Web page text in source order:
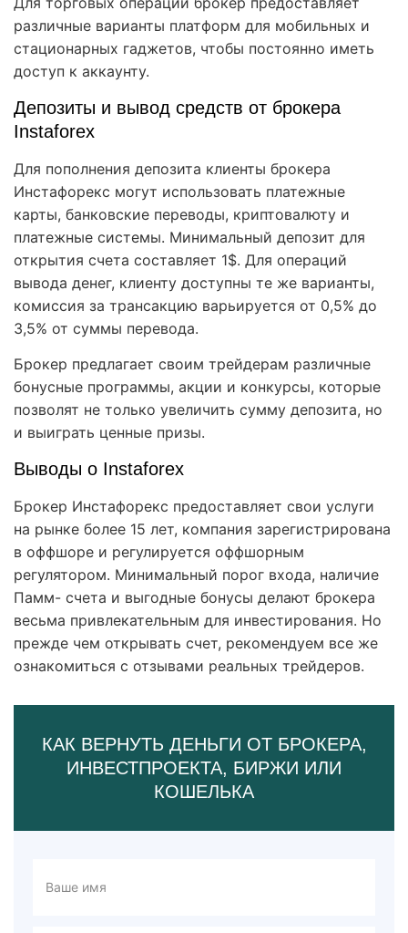
различные варианты платформ для мобильных и
стационарных гаджетов, чтобы постоянно иметь
доступ к аккаунту.
Депозиты и вывод средств от брокера
Instaforex
Для пополнения депозита клиенты брокера
Инстафорекс могут использовать платежные
карты, банковские переводы, криптовалюту и
платежные системы. Минимальный депозит для
открытия счета составляет 1$. Для операций
вывода денег, клиенту доступны те же варианты,
комиссия за трансакцию варьируется от 0,5% до
3,5% от суммы перевода.
Брокер предлагает своим трейдерам различные
бонусные программы, акции и конкурсы, которые
позволят не только увеличить сумму депозита, но
и выиграть ценные призы.
Выводы о Instaforex
Брокер Инстафорекс предоставляет свои услуги
на рынке более 15 лет, компания зарегистрирована
в оффшоре и регулируется оффшорным
регулятором. Минимальный порог входа, наличие
Памм- счета и выгодные бонусы делают брокера
весьма привлекательным для инвестирования. Но
прежде чем открывать счет, рекомендуем все же
ознакомиться с отзывами реальных трейдеров.
КАК ВЕРНУТЬ ДЕНЬГИ ОТ БРОКЕРА,
ИНВЕСТПРОЕКТА, БИРЖИ ИЛИ
КОШЕЛЬКА